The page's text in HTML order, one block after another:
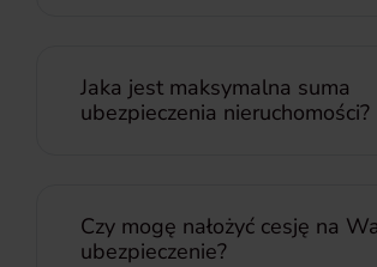
Jaka jest maksymalna suma
ubezpieczenia nieruchomości?
Czy mogę nałożyć cesję na
ubezpieczenie?